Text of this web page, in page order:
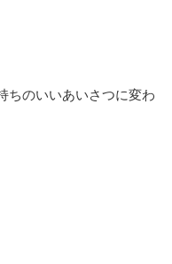
ちのいいあいさつに変わ